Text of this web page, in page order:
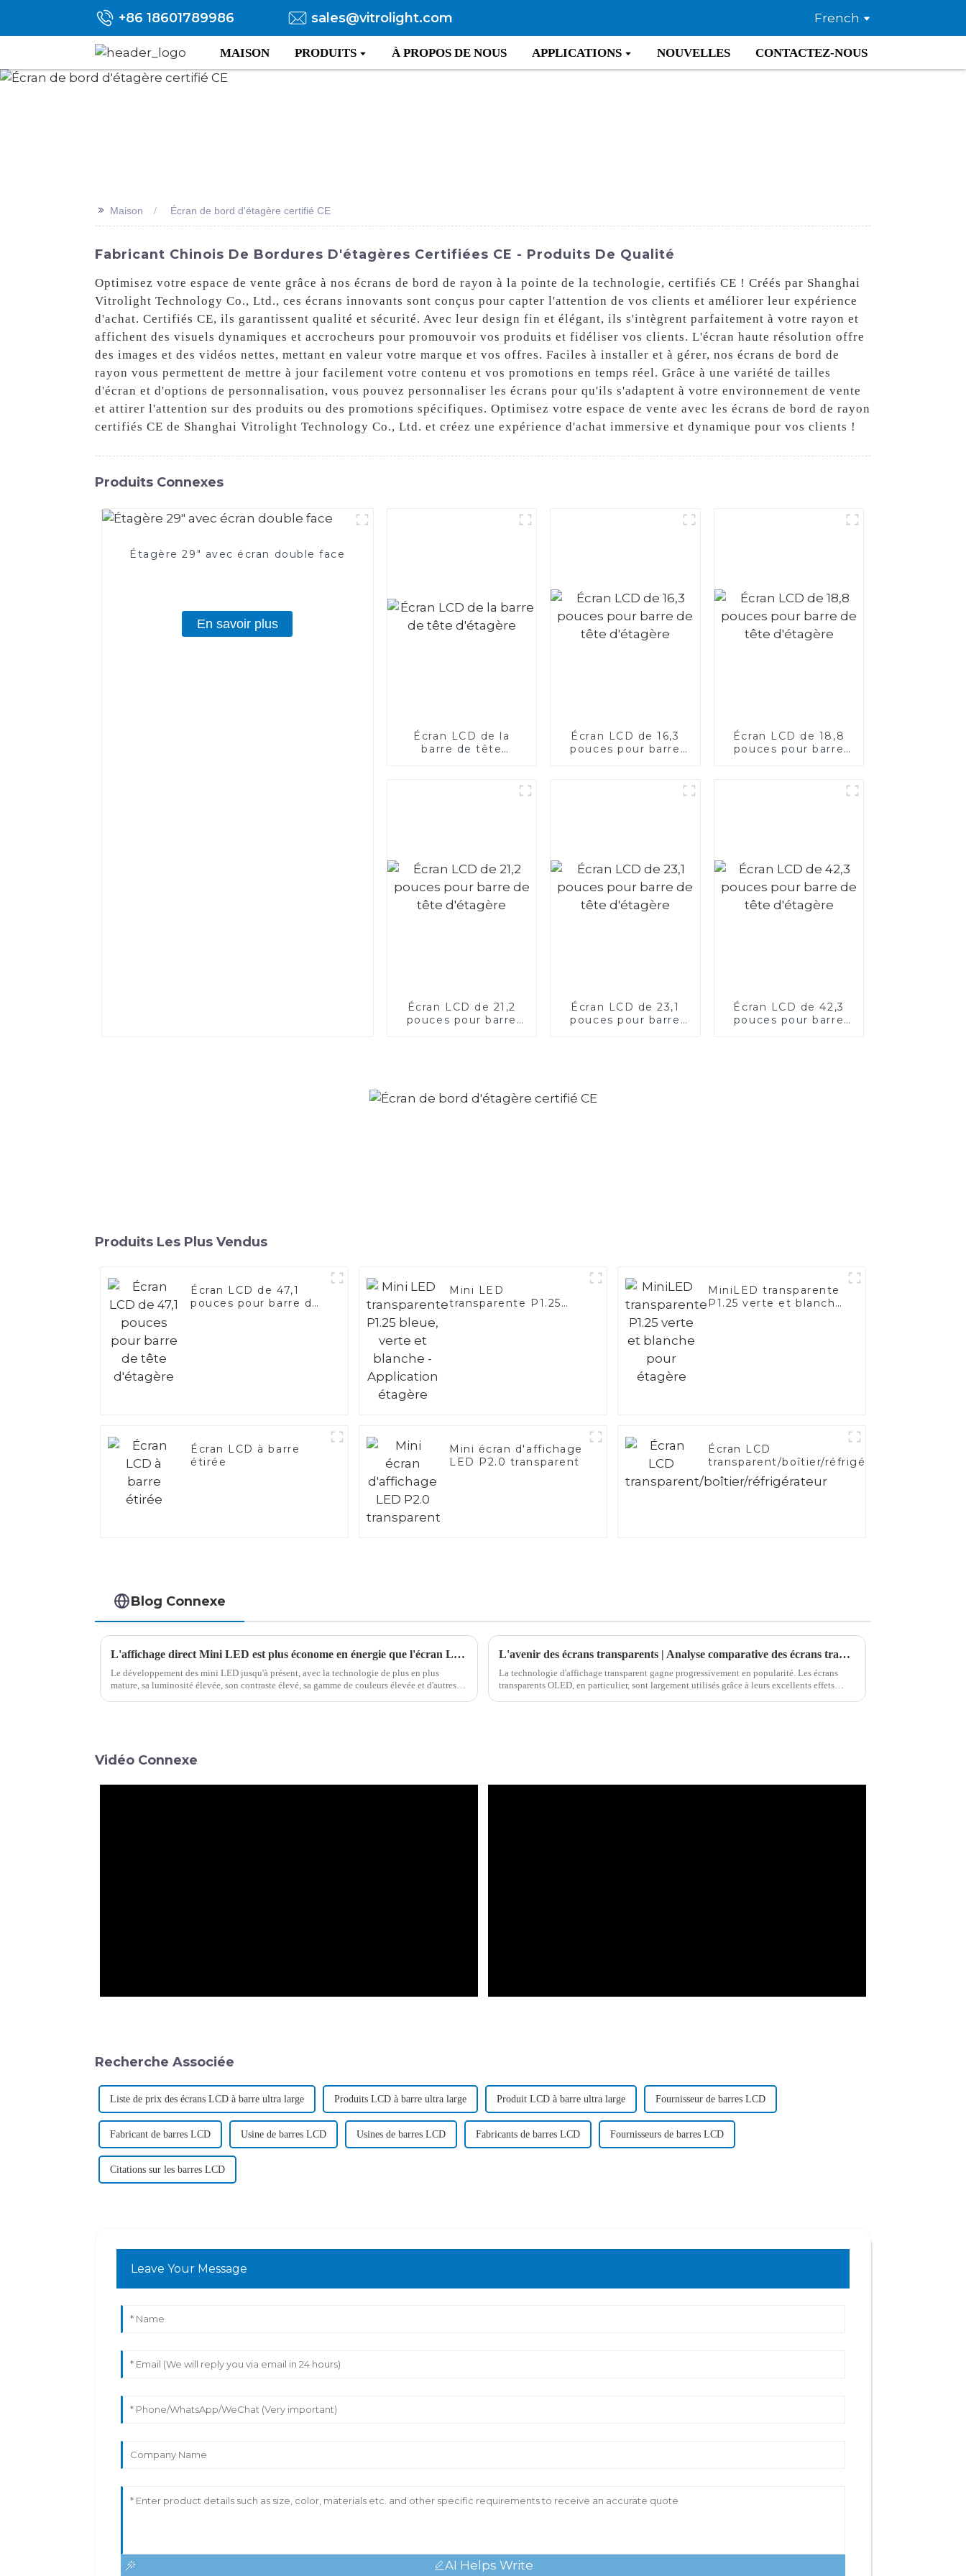
+86 18601789986 sales@vitrolight.com French
MAISON PRODUITS À PROPOS DE NOUS APPLICATIONS NOUVELLES CONTACTEZ-NOUS
>> Maison Écran de bord d'étagère certifié CE
Fabricant Chinois De Bordures D'étagères Certifiées CE - Produits De Qualité
Optimisez votre espace de vente grâce à nos écrans de bord de rayon à la pointe de la technologie, certifiés CE ! Créés par Shanghai
Vitrolight Technology Co., Ltd., ces écrans innovants sont conçus pour capter l'attention de vos clients et améliorer leur expérience
d'achat. Certifiés CE, ils garantissent qualité et sécurité. Avec leur design fin et élégant, ils s'intègrent parfaitement à votre rayon et
affichent des visuels dynamiques et accrocheurs pour promouvoir vos produits et fidéliser vos clients. L'écran haute résolution offre
des images et des vidéos nettes, mettant en valeur votre marque et vos offres. Faciles à installer et à gérer, nos écrans de bord de
rayon vous permettent de mettre à jour facilement votre contenu et vos promotions en temps réel. Grâce à une variété de tailles
d'écran et d'options de personnalisation, vous pouvez personnaliser les écrans pour qu'ils s'adaptent à votre environnement de vente
et attirer l'attention sur des produits ou des promotions spécifiques. Optimisez votre espace de vente avec les écrans de bord de rayon
certifiés CE de Shanghai Vitrolight Technology Co., Ltd. et créez une expérience d'achat immersive et dynamique pour vos clients !
Produits Connexes
Étagère 29" avec écran double face
En savoir plus
Écran LCD de la
barre de tête
Écran LCD de 16,3
pouces pour barre
Écran LCD de 18,8
pouces pour barre
Écran LCD de 21,2
pouces pour barre
Écran LCD de 23,1
pouces pour barre
Écran LCD de 42,3
pouces pour barre
Produits Les Plus Vendus
Écran LCD de 47,1
pouces pour barre de
Mini LED
transparente P1.25
MiniLED transparente
P1.25 verte et blanche
Écran LCD à barre
étirée
Mini écran d'affichage
LED P2.0 transparent
Écran LCD
transparent/boîtier/réfrigérateur
Blog Connexe
L'affichage direct Mini LED est plus économe en énergie que l'écran LCD
Le développement des mini LED jusqu'à présent, avec la technologie de plus en plus
mature, sa luminosité élevée, son contraste élevé, sa gamme de couleurs élevée et d'autres
L'avenir des écrans transparents | Analyse comparative des écrans transparents OLED de 30, 55 et 77 pouces
La technologie d'affichage transparent gagne progressivement en popularité. Les écrans
transparents OLED, en particulier, sont largement utilisés grâce à leurs excellents effets
Vidéo Connexe
Recherche Associée
Liste de prix des écrans LCD à barre ultra large Produits LCD à barre ultra large Produit LCD à barre ultra large Fournisseur de barres LCD
Fabricant de barres LCD Usine de barres LCD Usines de barres LCD Fabricants de barres LCD Fournisseurs de barres LCD
Citations sur les barres LCD
Leave Your Message
AI Helps Write